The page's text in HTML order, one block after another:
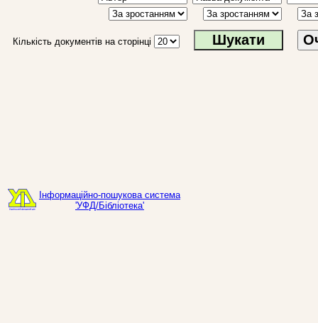
Кількість документів на сторінці
Інформаційно-пошукова система
'УФД/Бібліотека'